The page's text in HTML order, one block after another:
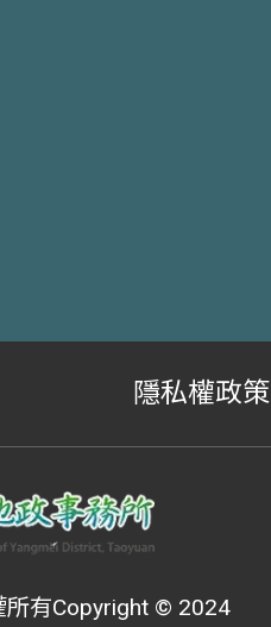
隱私權政策
所有Copyright © 2024